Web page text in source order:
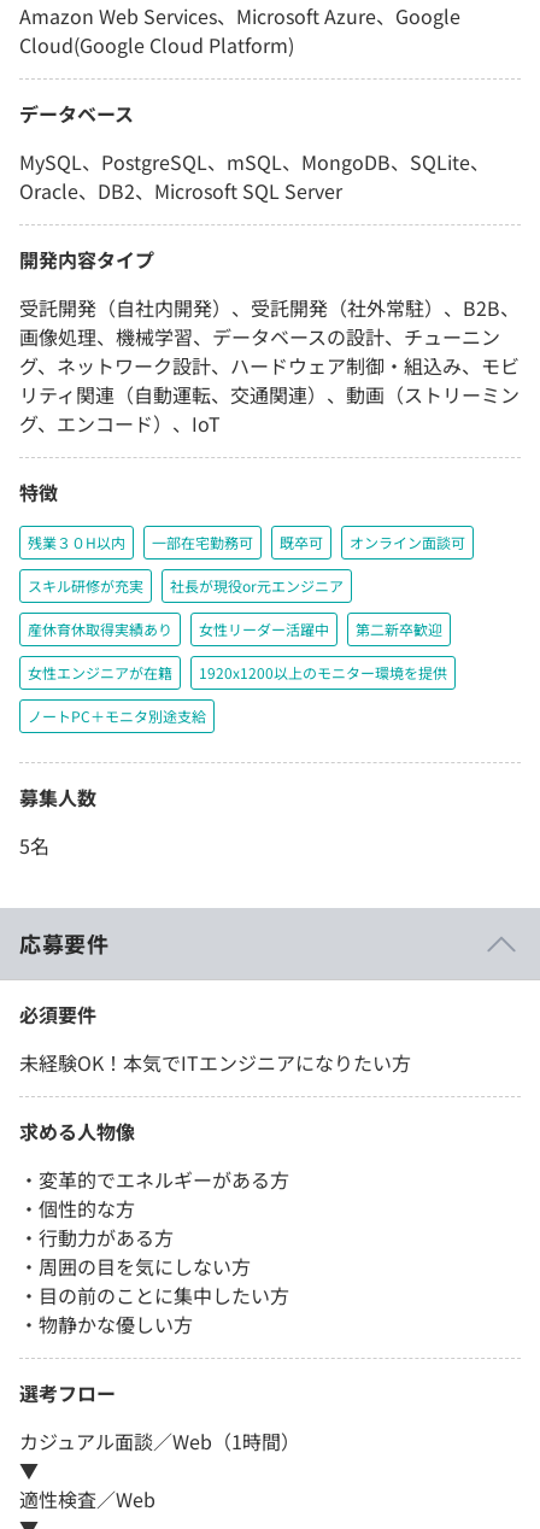
Amazon Web Services、Microsoft Azure、Google
Cloud(Google Cloud Platform)
データベース
MySQL、PostgreSQL、mSQL、MongoDB、SQLite、
Oracle、DB2、Microsoft SQL Server
開発内容タイプ
受託開発（自社内開発）、受託開発（社外常駐）、B2B、
画像処理、機械学習、データベースの設計、チューニン
グ、ネットワーク設計、ハードウェア制御・組込み、モビ
リティ関連（自動運転、交通関連）、動画（ストリーミン
グ、エンコード）、IoT
特徴
残業３０H以内 一部在宅勤務可 既卒可 オンライン面談可
スキル研修が充実 社長が現役or元エンジニア
産休育休取得実績あり 女性リーダー活躍中 第二新卒歓迎
女性エンジニアが在籍 1920x1200以上のモニター環境を提供
ノートPC＋モニタ別途支給
募集人数
5名
応募要件
必須要件
未経験OK！本気でITエンジニアになりたい方
求める人物像
・変革的でエネルギーがある方
・個性的な方
・行動力がある方
・周囲の目を気にしない方
・目の前のことに集中したい方
・物静かな優しい方
選考フロー
カジュアル面談／Web（1時間）
▼
適性検査／Web